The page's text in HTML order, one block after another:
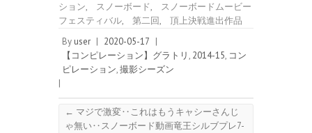
ション, スノーボード,
スノーボードムービー
フェスティバル, 第二回,
頂上決戦進出作品
By user | 2020-05-17 |
【コンピレーション】グラトリ, 2014-15, コン
ピレーション,撮影シーズン
|
← マジで激変‥これはもうキャシーさんじ
ゃ無い‥スノーボード動画竜王シルブプレ7-